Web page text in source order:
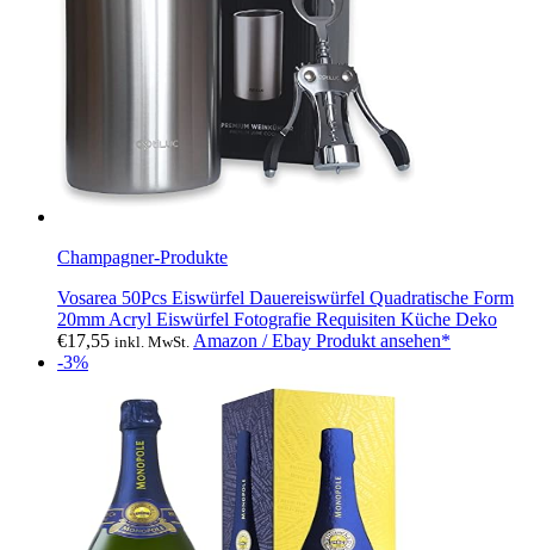
Champagner-Produkte
Vosarea 50Pcs Eiswürfel Dauereiswürfel Quadratische Form
20mm Acryl Eiswürfel Fotografie Requisiten Küche Deko
€17,55 inkl. MwSt. Amazon / Ebay Produkt ansehen*
-3%